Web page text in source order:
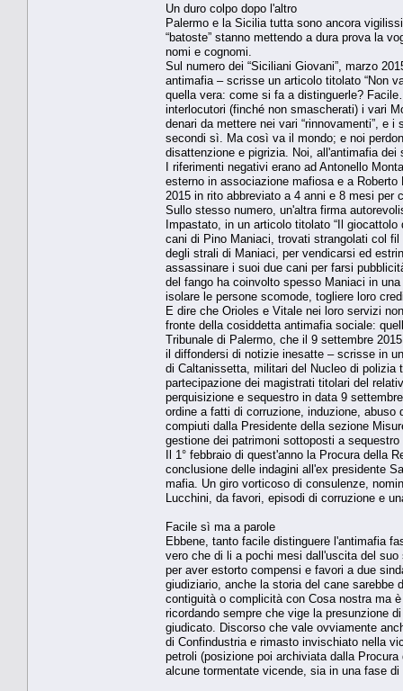
Un duro colpo dopo l'altro
Palermo e la Sicilia tutta sono ancora
“batoste” stanno mettendo a dura prova la
nomi e cognomi.
Sul numero dei “Siciliani Giovani”, marzo
antimafia – scrisse un articolo titolato “Non
quella vera: come si fa a distinguerle?
interlocutori (finché non smascherati) i vari
denari da mettere nei vari “rinnovamenti”, e
secondi sì. Ma così va il mondo; e noi
disattenzione e pigrizia. Noi, all'antimafia
I riferimenti negativi erano ad Antonello
esterno in associazione mafiosa e a
2015 in rito abbreviato a 4 anni e 8 mesi per
Sullo stesso numero, un'altra firma
Impastato, in un articolo titolato “Il
cani di Pino Maniaci, trovati strangolati col
degli strali di Maniaci, per vendicarsi ed
assassinare i suoi due cani per farsi
del fango ha coinvolto spesso Maniaci in
isolare le persone scomode, togliere loro
E dire che Orioles e Vitale nei loro servizi
fronte della cosiddetta antimafia sociale:
Tribunale di Palermo, che il 9 settembre
il diffondersi di notizie inesatte – scrisse in
di Caltanissetta, militari del Nucleo di polizia
partecipazione dei magistrati titolari del
perquisizione e sequestro in data 9
ordine a fatti di corruzione, induzione,
compiuti dalla Presidente della sezione
gestione dei patrimoni sottoposti a
Il 1° febbraio di quest'anno la Procura della
conclusione delle indagini all'ex presidente
mafia. Un giro vorticoso di consulenze,
Lucchini, da favori, episodi di corruzione e
Facile sì ma a parole
Ebbene, tanto facile distinguere l'antimafia
vero che di li a pochi mesi dall'uscita del
per aver estorto compensi e favori a due
giudiziario, anche la storia del cane
contiguità o complicità con Cosa nostra ma
ricordando sempre che vige la presunzione
giudicato. Discorso che vale ovviamente
di Confindustria e rimasto invischiato nella
petroli (posizione poi archiviata dalla
alcune tormentate vicende, sia in una fase